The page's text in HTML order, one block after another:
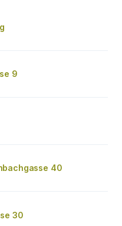
9
40
30